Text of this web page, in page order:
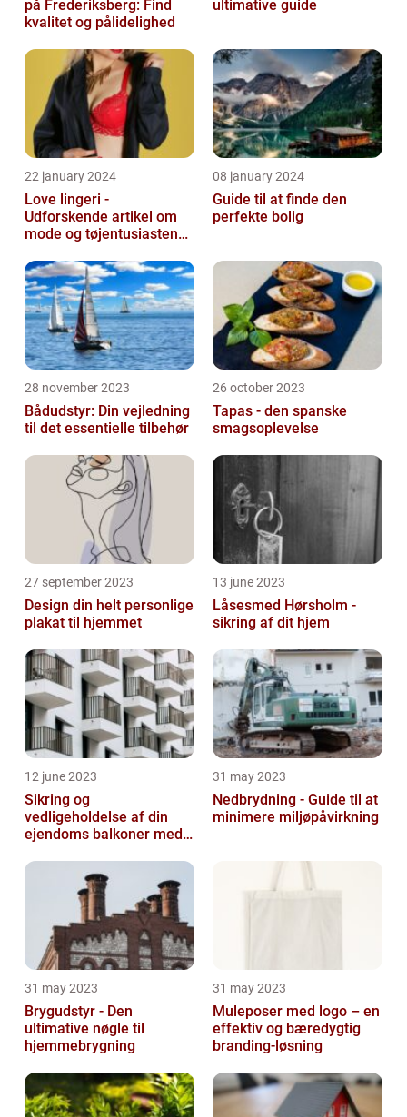
på Frederiksberg: Find
kvalitet og pålidelighed
ultimative guide
22 january 2024
Love lingeri -
Udforskende artikel om
mode og tøjentusiastens
08 january 2024
Guide til at finde den
perfekte bolig
28 november 2023
Bådudstyr: Din vejledning
til det essentielle tilbehør
26 october 2023
Tapas - den spanske
smagsoplevelse
27 september 2023
Design din helt personlige
plakat til hjemmet
13 june 2023
Låsesmed Hørsholm -
sikring af dit hjem
12 june 2023
Sikring og
vedligeholdelse af din
ejendoms balkoner med
31 may 2023
Nedbrydning - Guide til at
minimere miljøpåvirkning
31 may 2023
Brygudstyr - Den
ultimative nøgle til
hjemmebrygning
31 may 2023
Muleposer med logo – en
effektiv og bæredygtig
branding-løsning